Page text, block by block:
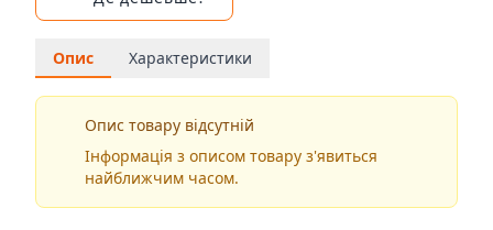
Опис Характеристики
Опис товару відсутній
Інформація з описом товару з'явиться
найближчим часом.